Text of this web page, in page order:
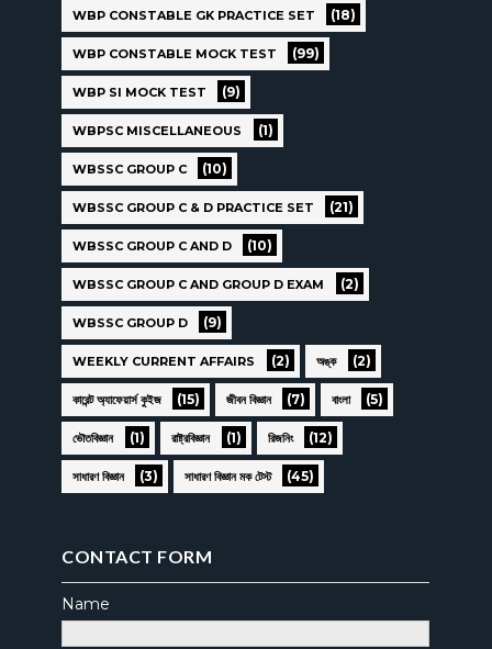
WBP CONSTABLE GK PRACTICE SET (18)
WBP CONSTABLE MOCK TEST (99)
WBP SI MOCK TEST (9)
WBPSC MISCELLANEOUS (1)
WBSSC GROUP C (10)
WBSSC GROUP C & D PRACTICE SET (21)
WBSSC GROUP C AND D (10)
WBSSC GROUP C AND GROUP D EXAM (2)
WBSSC GROUP D (9)
WEEKLY CURRENT AFFAIRS (2) অঙ্ক (2)
কারেন্ট অ্যাফেয়ার্স কুইজ (15) জীবন বিজ্ঞান (7) বাংলা (5)
ভৌতবিজ্ঞান (1) রাষ্ট্রবিজ্ঞান (1) রিজনিং (12)
সাধারণ বিজ্ঞান (3) সাধারণ বিজ্ঞান মক টেস্ট (45)
CONTACT FORM
Name